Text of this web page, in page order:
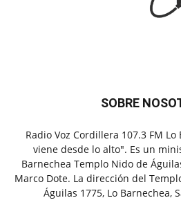
SOBRE
Radio Voz Cordillera 107.3 FM
viene desde lo alto". Es un
Barnechea Templo Nido de
Marco Dote. La dirección del
Águilas 1775, Lo Barnechea,